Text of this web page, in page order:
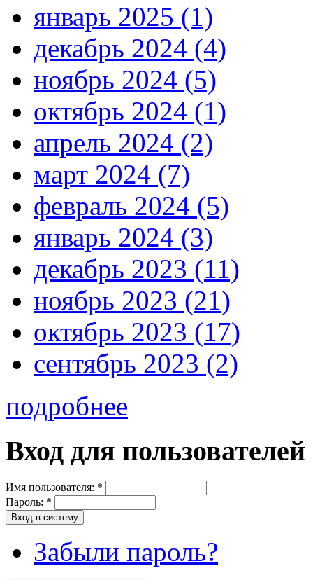
январь 2025 (1)
декабрь 2024 (4)
ноябрь 2024 (5)
октябрь 2024 (1)
апрель 2024 (2)
март 2024 (7)
февраль 2024 (5)
январь 2024 (3)
декабрь 2023 (11)
ноябрь 2023 (21)
октябрь 2023 (17)
сентябрь 2023 (2)
подробнее
Вход для пользователей
Имя пользователя: *
Пароль: *
Забыли пароль?